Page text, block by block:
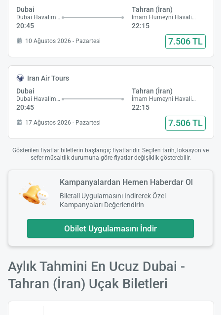
Dubai
Dubai Havalimanı
20:45
Tahran (İran)
İmam Humeyni Havalimanı
22:15
10 Ağustos 2026 - Pazartesi 7.506 TL
Iran Air Tours
Dubai
Dubai Havalimanı
20:45
Tahran (İran)
İmam Humeyni Havalimanı
22:15
17 Ağustos 2026 - Pazartesi 7.506 TL
Gösterilen fiyatlar biletlerin başlangıç fiyatlarıdır. Seçilen tarih, lokasyon ve
sefer müsaitlik durumuna göre fiyatlar değişiklik gösterebilir.
Kampanyalardan Hemen Haberdar Ol
Biletall Uygulamasını Indirerek Özel
Kampanyaları Değerlendirin
Obilet Uygulamasını İndir
Aylık Tahmini En Ucuz Dubai -
Tahran (İran) Uçak Biletleri